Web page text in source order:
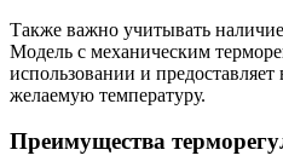
Также важно учитывать наличие
Модель с механическим
использовании и
желаемую температуру.
Преимущества